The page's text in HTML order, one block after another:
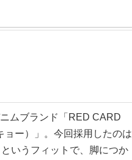
ムブランド「RED CARD
ー）」。今回採用したのは
いうフィットで、脚につか